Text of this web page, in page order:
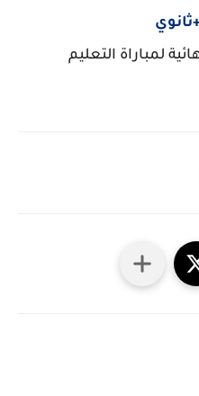
لمباراة التعليم